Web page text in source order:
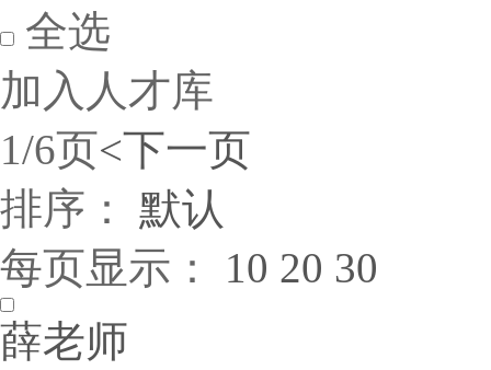
全选
加入人才库
1/6页<下一页
排序：
默认
每页显示：
10 20 30
薛老师